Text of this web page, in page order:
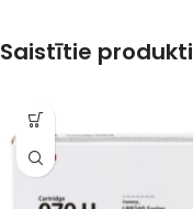
Saistītie produkti